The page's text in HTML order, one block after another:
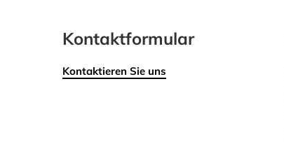
Kontaktformular
Kontaktieren Sie uns